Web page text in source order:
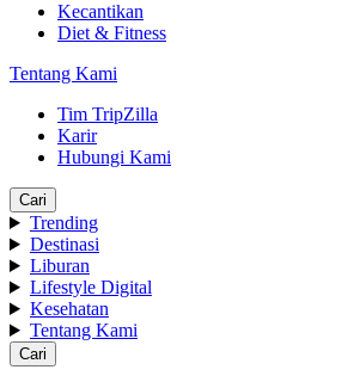
Kecantikan
Diet & Fitness
Tentang Kami
Tim TripZilla
Karir
Hubungi Kami
Cari
Trending
Destinasi
Liburan
Lifestyle Digital
Kesehatan
Tentang Kami
Cari